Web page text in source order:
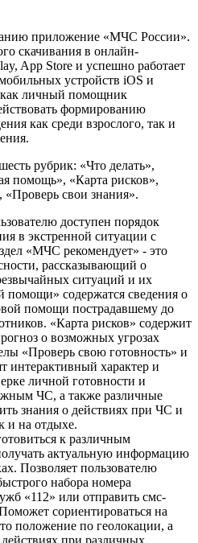
приложение «МЧС России».
скачивания в онлайн-
App Store и успешно работает
устройств iOS и
как личный помощник
формированию
как среди взрослого, так и
рубрик: «Что делать»,
помощь», «Карта рисков»,
«Проверь свои знания».
доступен порядок
в экстренной ситуации с
«МЧС рекомендует» - это
рассказывающий о
ситуаций и их
содержатся сведения о
помощи пострадавшему до
«Карта рисков» содержит
о возможных угрозах
«Проверь свою готовность» и
интерактивный характер и
личной готовности и
ЧС, а также различные
знания о действиях при ЧС и
и на отдыхе.
к различным
актуальную информацию
Позволяет пользователю
набора номера
«112» или отправить смс-
сориентироваться на
положение по геолокации, а